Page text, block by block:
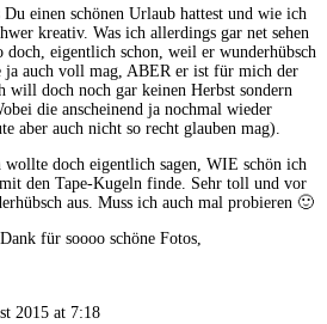
einen schönen Urlaub hattest und wie ich
kreativ. Was ich allerdings gar net sehen
eigentlich schon, weil er wunderhübsch
ja auch voll mag, ABER er ist für mich der
will doch noch gar keinen Herbst sondern
die anscheinend ja nochmal wieder
aber auch nicht so recht glauben mag).
doch eigentlich sagen, WIE schön ich
den Tape-Kugeln finde. Sehr toll und vor
aus. Muss ich auch mal probieren 🙂
für soooo schöne Fotos,
2015 at 7:18